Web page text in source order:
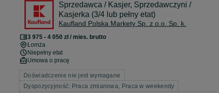
Sprzedawca / Kasjer, Sprzedawczyni /
Kasjerka (3/4 lub pełny etat)
Kaufland Polska Markety Sp. z o.o. Sp. k.
3 975 - 4 050 zł / mies. brutto
Łomża
Niepełny etat
Umowa o pracę
Doświadczenie nie jest wymagane
Dyspozycyjność: Praca zmianowa, Praca w weekendy